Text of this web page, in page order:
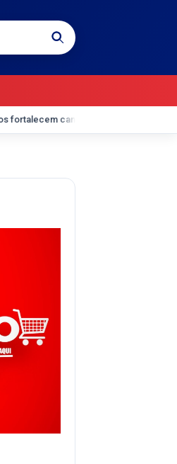
candidatura de Roseana Sarney ao